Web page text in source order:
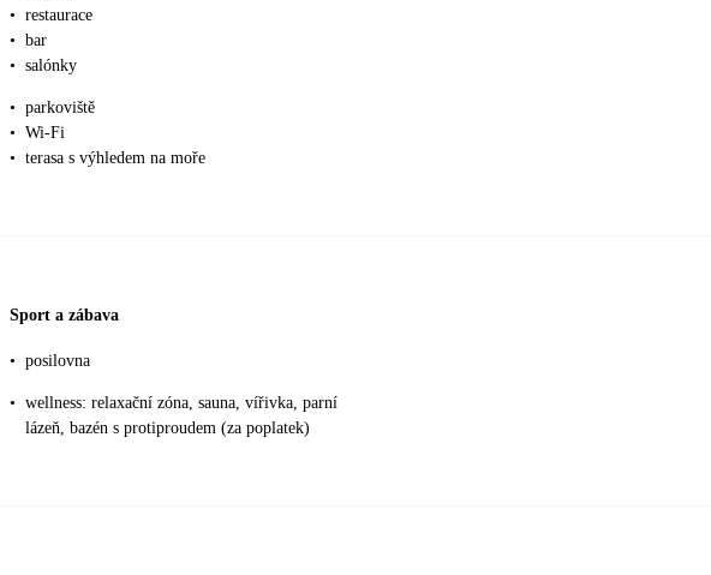
• restaurace
• bar
• salónky
• parkoviště
• Wi-Fi
• terasa s výhledem na moře
Sport a zábava
• posilovna
• wellness: relaxační zóna, sauna, vířivka, parní
lázeň, bazén s protiproudem (za poplatek)